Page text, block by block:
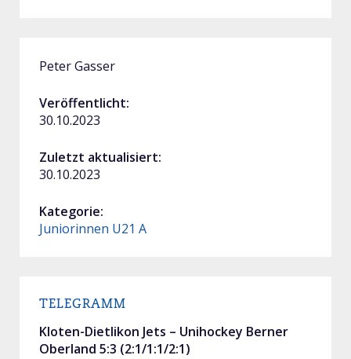
Peter Gasser
Veröffentlicht:
30.10.2023
Zuletzt aktualisiert:
30.10.2023
Kategorie:
Juniorinnen U21 A
TELEGRAMM
Kloten-Dietlikon Jets – Unihockey Berner
Oberland 5:3 (2:1/1:1/2:1)